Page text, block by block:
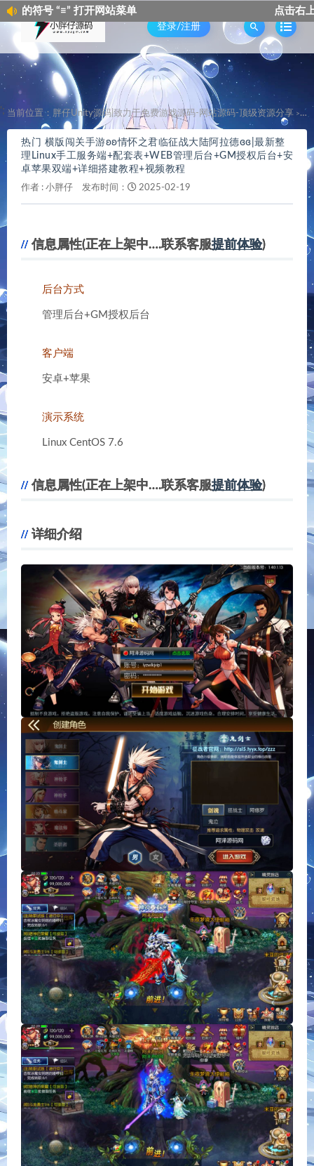
开网站菜单 点击右上角的符号 “≡”
登录/注册
'; 当前位置： 胖仔Unity源码|致力于免费游戏源码-网站源码-顶级资源分享 > 热
热门 横版闯关手游ʚʚ情怀之君临征战大陆阿拉德ɞɞ|最新整
理Linux手工服务端+配套表+WEB管理后台+GM授权后台+安
卓苹果双端+详细搭建教程+视频教程
作者 : 小胖仔 发布时间： 2025-02-19
信息属性(正在上架中….联系客服提前体验)
后台方式
管理后台+GM授权后台
客户端
安卓+苹果
演示系统
Linux CentOS 7.6
信息属性(正在上架中….联系客服提前体验)
详细介绍